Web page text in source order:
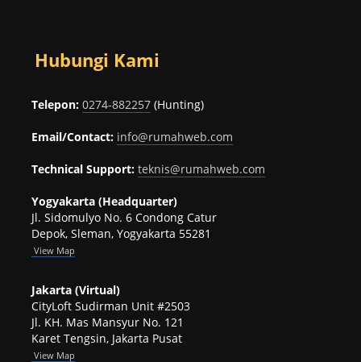
Hubungi Kami
Telepon: 0274-882257 (Hunting)
Email/Contact: info@rumahweb.com
Technical Support: teknis@rumahweb.com
Yogyakarta (Headquarter)
Jl. Sidomulyo No. 6 Condong Catur
Depok, Sleman, Yogyakarta 55281
View Map
Jakarta (Virtual)
CityLoft Sudirman Unit #2503
Jl. KH. Mas Mansyur No. 121
Karet Tengsin, Jakarta Pusat
View Map